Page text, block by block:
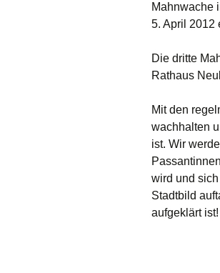
Mahnwache
5. April 2012
Die dritte
Rathaus
Mit den
wachhalten
ist. Wir
wird und
Stadtbild
aufgeklärt